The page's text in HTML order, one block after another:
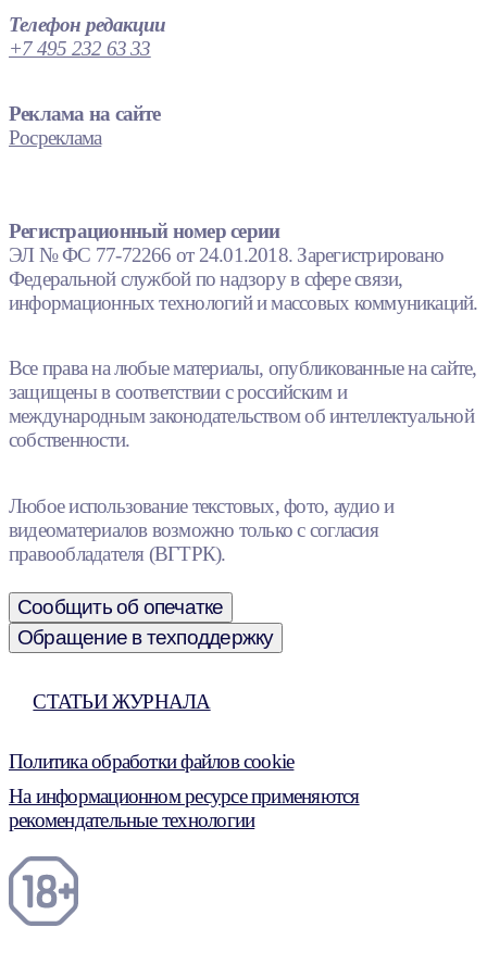
Телефон редакции
+7 495 232 63 33
Реклама на сайте
Росреклама
Регистрационный номер серии
ЭЛ № ФС 77-72266 от 24.01.2018. Зарегистрировано
Федеральной службой по надзору в сфере связи,
информационных технологий и массовых коммуникаций.
Все права на любые материалы, опубликованные на сайте,
защищены в соответствии с российским и
международным законодательством об интеллектуальной
собственности.
Любое использование текстовых, фото, аудио и
видеоматериалов возможно только с согласия
правообладателя (ВГТРК).
Сообщить об опечатке
Обращение в техподдержку
СТАТЬИ ЖУРНАЛА
Политика обработки файлов cookie
На информационном ресурсе применяются
рекомендательные технологии